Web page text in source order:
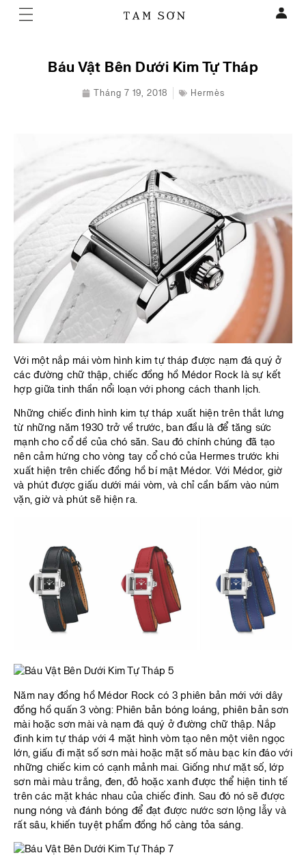
Báu Vật Bên Dưới Kim Tự Tháp
Tháng 7 19, 2018 Hermès
Với một nắp mái vòm hình kim tự tháp được nạm đá quý ở
các đường chữ thập, chiếc đồng hồ Médor Rock là sự kết
hợp giữa tinh thần nổi loạn với phong cách thanh lịch.
Những chiếc đinh hình kim tự tháp xuất hiện trên thắt lưng
từ những năm 1930 trở về trước, ban đầu là để tăng sức
mạnh cho cổ dề của chó săn. Sau đó chính chúng đã tạo
nên cảm hứng cho vòng tay cổ chó của Hermes trước khi
xuất hiện trên chiếc đồng hồ bí mật Médor. Với Médor, giờ
và phút được giấu dưới mái vòm, và chỉ cần bấm vào núm
vặn, giờ và phút sẽ hiện ra.
Năm nay đồng hồ Médor Rock có 3 phiên bản mới với dây
đồng hồ quấn 3 vòng: Phiên bản bóng loáng, phiên bản sơn
mài hoặc sơn mài và nạm đá quý ở đường chữ thập. Nắp
đinh kim tự tháp với 4 mặt hình vòm tạo nên một viên ngọc
lớn, giấu đi mặt số sơn mài hoặc mặt số màu bạc kín đáo với
những chiếc kim có cạnh mảnh mai. Giống như mặt số, lớp
sơn mài màu trắng, đen, đỏ hoặc xanh được thể hiện tinh tế
trên các mặt khác nhau của chiếc đinh. Sau đó nó sẽ được
nung nóng và đánh bóng để đạt được nước sơn lộng lẫy và
rất sâu, khiến tuyệt phẩm đồng hồ càng tỏa sáng.